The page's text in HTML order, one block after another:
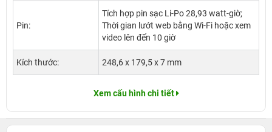
Pin:
Tích hợp pin sạc Li-Po 28,93 watt‑giờ;
Thời gian lướt web bằng Wi-Fi hoặc xem
video lên đến 10 giờ
Kích thước: 248,6 x 179,5 x 7 mm
Xem cấu hình chi tiết